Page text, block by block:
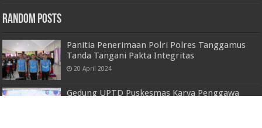
Random Posts
Panitia Penerimaan Polri Polres Tanggamus
Tanda Tangani Pakta Integritas
20 April 2024
Gedung UPTD Puskesmas Karya Penggawa